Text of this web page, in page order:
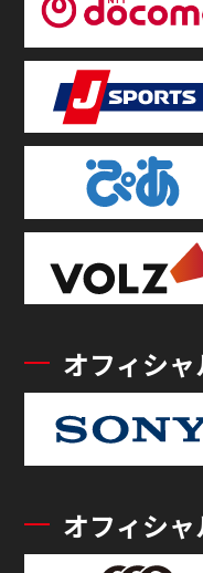
オフィシ
オフィシ